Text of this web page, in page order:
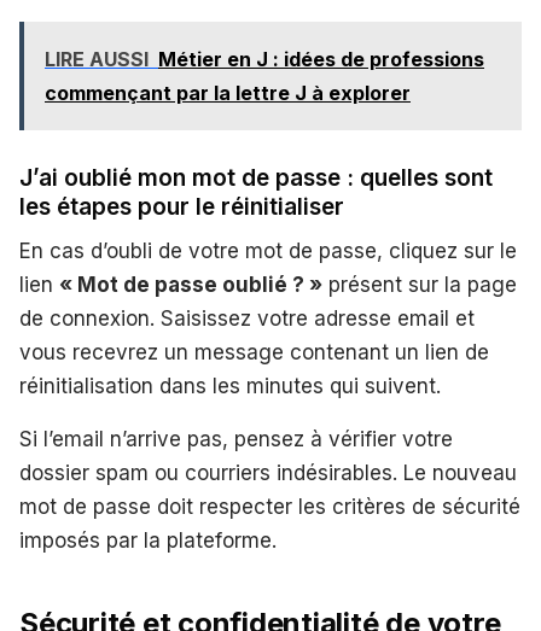
LIRE AUSSI Métier en J : idées de professions
commençant par la lettre J à explorer
J’ai oublié mon mot de passe : quelles sont
les étapes pour le réinitialiser
En cas d’oubli de votre mot de passe, cliquez sur le
lien « Mot de passe oublié ? » présent sur la page
de connexion. Saisissez votre adresse email et
vous recevrez un message contenant un lien de
réinitialisation dans les minutes qui suivent.
Si l’email n’arrive pas, pensez à vérifier votre
dossier spam ou courriers indésirables. Le nouveau
mot de passe doit respecter les critères de sécurité
imposés par la plateforme.
Sécurité et confidentialité de votre